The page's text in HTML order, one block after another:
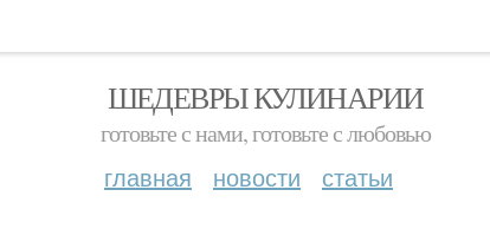
ШЕДЕВРЫ КУЛИНАРИИ
готовьте с нами, готовьте с любовью
главная новости статьи